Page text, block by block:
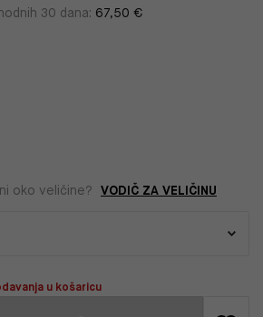
30 dana: 67,50 €
oko veličine? VODIČ ZA VELIČINU
u košaricu